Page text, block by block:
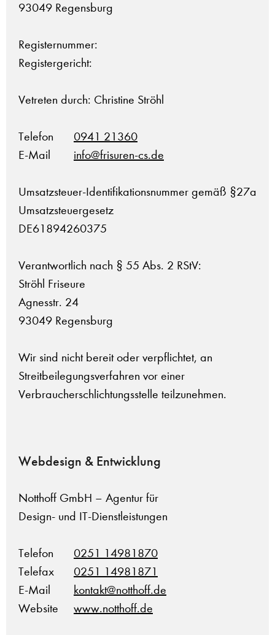
93049 Regensburg
Registernummer:
Registergericht:
Vetreten durch: Christine Ströhl
Telefon
0941 21360
E-Mail
info@frisuren-cs.de
Umsatzsteuer-Identifikationsnummer gemäß §27a
Umsatzsteuergesetz
DE61894260375
Verantwortlich nach § 55 Abs. 2 RStV:
Ströhl Friseure
Agnesstr. 24
93049 Regensburg
Wir sind nicht bereit oder verpflichtet, an
Streitbeilegungsverfahren vor einer
Verbraucherschlichtungsstelle teilzunehmen.
Webdesign & Entwicklung
Notthoff GmbH – Agentur für
Design- und IT-Dienstleistungen
Telefon
0251 14981870
Telefax
0251 14981871
E-Mail
kontakt@notthoff.de
Website
www.notthoff.de